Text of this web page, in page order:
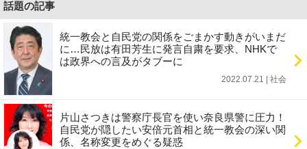
話題の記事
統一教会と自民党の関係をごまかす動きがいまだ
に…民放は有田芳生に発言自粛を要求、NHKで
は政界への言及がタブーに
2022.07.21 | 社会
片山さつきは警察庁長官を使い奈良県警に圧力！
自民党が隠したい安倍元首相と統一教会の深い関
係、名称変更をめぐる疑惑